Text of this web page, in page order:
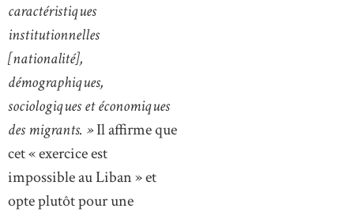
caractéristiques
institutionnelles
[nationalité],
démographiques,
sociologiques et économiques
des migrants. »Il affirme que
cet « exercice est
impossible au Liban » et
opte plutôt pour une